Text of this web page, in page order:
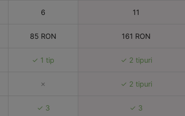
6 11
85 RON 161 RON
✓ 1 tip ✓ 2 tipuri
✗ ✓ 2 tipuri
✓ 3 ✓ 3